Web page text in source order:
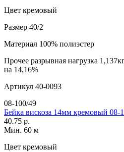
Цвет кремовый
Размер 40/2
Материал 100% полиэстер
Прочее разрывная нагрузка
на 14,16%
Артикул 40-0093
08-100/49
Бейка вискоза 14мм кремовый 08-
40.75 р.
Мин. 60 м
Цвет кремовый